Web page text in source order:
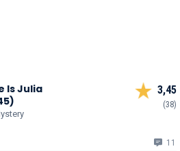
Is Julia
3,45
(38)
11